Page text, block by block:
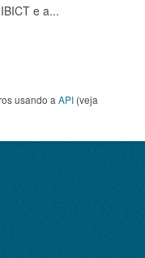
e a...
usando a API (veja